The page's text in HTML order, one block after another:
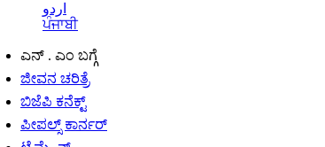
اردو
ਪੰਜਾਬੀ
ಎನ್ . ಎಂ ಬಗ್ಗೆ
ಜೀವನ ಚರಿತ್ರೆ
ಬಿಜೆಪಿ ಕನೆಕ್ಟ್
ಪೀಪಲ್ಸ್ ಕಾರ್ನರ್